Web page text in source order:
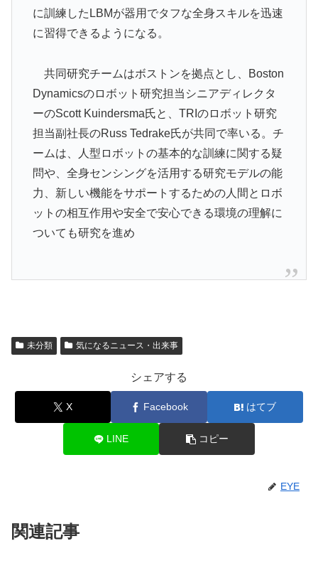
に訓練したLBMが器用でタフな全身スキルを迅速
に習得できるようになる。
共同研究チームはボストンを拠点とし、Boston
Dynamicsのロボット研究担当シニアディレクタ
ーのScott Kuindersma氏と、TRIのロボット研究
担当副社長のRuss Tedrake氏が共同で率いる。チ
ームは、人型ロボットの基本的な訓練に関する疑
問や、全身センシングを活用する研究モデルの能
力、新しい機能をサポートするための人間とロボ
ットの相互作用や安全で安心できる環境の理解に
ついても研究を進め
未分類 気になるニュース・出来事
シェアする
X Facebook はてブ
LINE コピー
EYE
関連記事